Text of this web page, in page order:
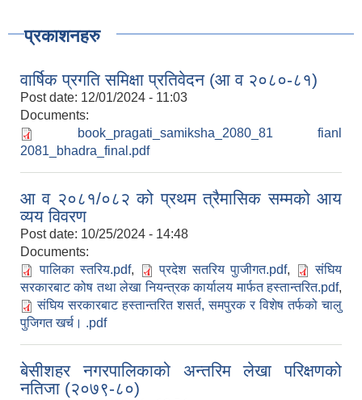
प्रकाशनहरु
वार्षिक प्रगति समिक्षा प्रतिवेदन (आ व २०८०-८१)
Post date: 12/01/2024 - 11:03
Documents:
book_pragati_samiksha_2080_81 fianl
2081_bhadra_final.pdf
आ व २०८१/०८२ को प्रथम त्रैमासिक सम्मको आय
व्यय विवरण
Post date: 10/25/2024 - 14:48
Documents:
पालिका स्तरिय.pdf, प्रदेश सतरिय पुाजीगत.pdf,
संघिय
सरकारबाट कोष तथा लेखा नियन्त्रक कार्यालय मार्फत हस्तान्तरित.pdf,
संघिय सरकारबाट हस्तान्तरित शसर्त, समपुरक र विशेष तर्फको चालु
पुजिगत खर्च। .pdf
बेसीशहर नगरपालिकाको अन्तरिम लेखा परिक्षणको
नतिजा (२०७९-८०)